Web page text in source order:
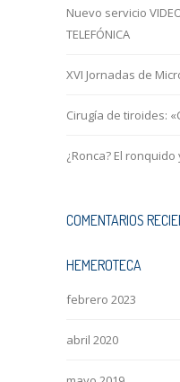
Nuevo servicio
TELEFÓNICA
XVI Jornadas de
Cirugía de tiroides:
¿Ronca? El
COMENTARIOS
HEMEROTECA
febrero 2023
abril 2020